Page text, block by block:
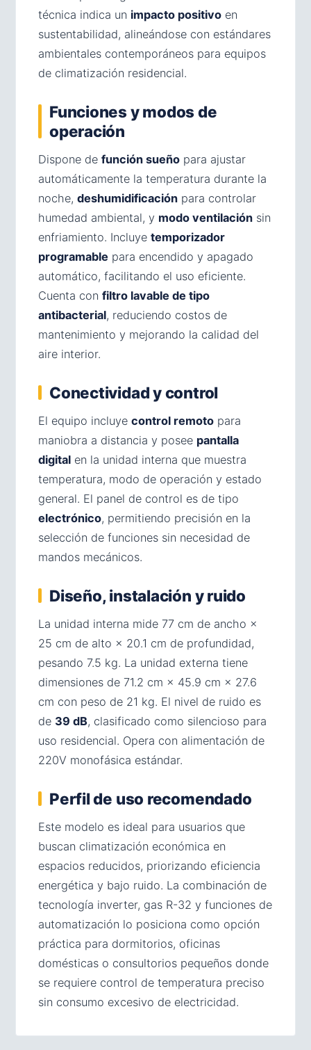
técnica indica un impacto positivo en
sustentabilidad, alineándose con estándares
ambientales contemporáneos para equipos
de climatización residencial.
Funciones y modos de
operación
Dispone de función sueño para ajustar
automáticamente la temperatura durante la
noche, deshumidificación para controlar
humedad ambiental, y modo ventilación sin
enfriamiento. Incluye temporizador
programable para encendido y apagado
automático, facilitando el uso eficiente.
Cuenta con filtro lavable de tipo
antibacterial, reduciendo costos de
mantenimiento y mejorando la calidad del
aire interior.
Conectividad y control
El equipo incluye control remoto para
maniobra a distancia y posee pantalla
digital en la unidad interna que muestra
temperatura, modo de operación y estado
general. El panel de control es de tipo
electrónico, permitiendo precisión en la
selección de funciones sin necesidad de
mandos mecánicos.
Diseño, instalación y ruido
La unidad interna mide 77 cm de ancho ×
25 cm de alto × 20.1 cm de profundidad,
pesando 7.5 kg. La unidad externa tiene
dimensiones de 71.2 cm × 45.9 cm × 27.6
cm con peso de 21 kg. El nivel de ruido es
de 39 dB, clasificado como silencioso para
uso residencial. Opera con alimentación de
220V monofásica estándar.
Perfil de uso recomendado
Este modelo es ideal para usuarios que
buscan climatización económica en
espacios reducidos, priorizando eficiencia
energética y bajo ruido. La combinación de
tecnología inverter, gas R-32 y funciones de
automatización lo posiciona como opción
práctica para dormitorios, oficinas
domésticas o consultorios pequeños donde
se requiere control de temperatura preciso
sin consumo excesivo de electricidad.